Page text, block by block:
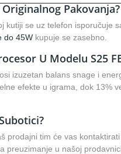
Pakovanja?
se uz telefon isporučuje
do 45W kupuje se zasebno.
U Modelu S25
izuzetan balans snage i
efekte u igrama, dok 13%
prodajni tim će vas
preuzimanje u našoj